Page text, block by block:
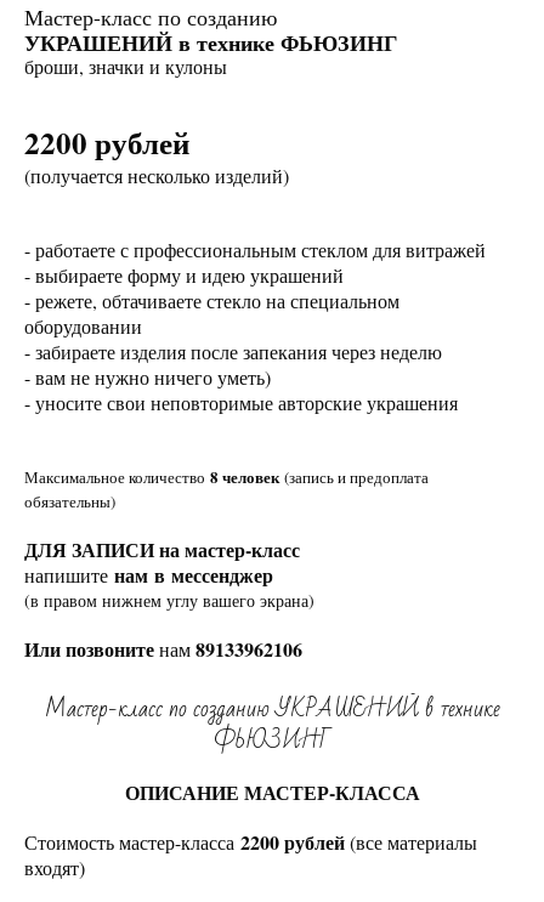
Мастер-класс по созданию
УКРАШЕНИЙ в технике ФЬЮЗИНГ
броши, значки и кулоны
2200 рублей
(получается несколько изделий)
- работаете с профессиональным стеклом для витражей
- выбираете форму и идею украшений
- режете, обтачиваете стекло на специальном
оборудовании
- забираете изделия после запекания через неделю
- вам не нужно ничего уметь)
- уносите свои неповторимые авторские украшения
Максимальное количество 8 человек(запись и предоплата
обязательны)
ДЛЯ ЗАПИСИ на мастер-класс
напишите нам в мессенджер
(в правом нижнем углу вашего экрана)
Или позвонитенам89133962106
Мастер-класс по созданию УКРАШЕНИЙ в технике
ФЬЮЗИНГ
ОПИСАНИЕ МАСТЕР-КЛАССА
Стоимость мастер-класса 2200 рублей(все материалы
входят)